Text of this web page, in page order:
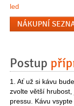
led
NÁKUPNÍ
Postup
1. Ať už si kávu
zvolte větší
pressu. Kávu